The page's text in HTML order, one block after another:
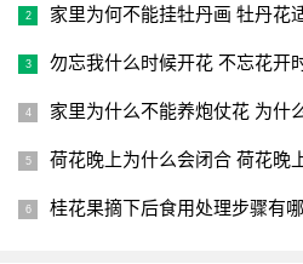
家里为何不能挂牡丹画 牡丹花
勿忘我什么时候开花 不忘花开
家里为什么不能养炮仗花 为什
荷花晚上为什么会闭合 荷花晚上
桂花果摘下后食用处理步骤有